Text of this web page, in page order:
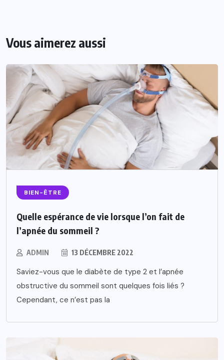
Vous aimerez aussi
BIEN-ÊTRE
Quelle espérance de vie lorsque l’on fait de
l’apnée du sommeil ?
ADMIN 13 DÉCEMBRE 2022
Saviez-vous que le diabète de type 2 et l’apnée
obstructive du sommeil sont quelques fois liés ?
Cependant, ce n’est pas la